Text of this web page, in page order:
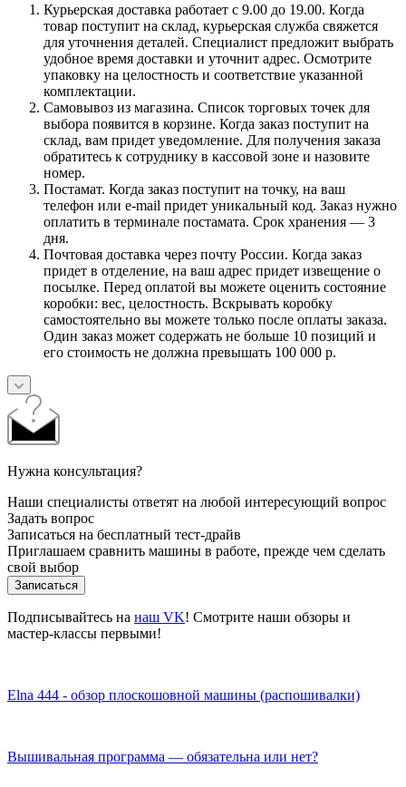
Курьерская доставка работает с 9.00 до 19.00. Когда
товар поступит на склад, курьерская служба свяжется
для уточнения деталей. Специалист предложит выбрать
удобное время доставки и уточнит адрес. Осмотрите
упаковку на целостность и соответствие указанной
комплектации.
Самовывоз из магазина. Список торговых точек для
выбора появится в корзине. Когда заказ поступит на
склад, вам придет уведомление. Для получения заказа
обратитесь к сотруднику в кассовой зоне и назовите
номер.
Постамат. Когда заказ поступит на точку, на ваш
телефон или e-mail придет уникальный код. Заказ нужно
оплатить в терминале постамата. Срок хранения — 3
дня.
Почтовая доставка через почту России. Когда заказ
придет в отделение, на ваш адрес придет извещение о
посылке. Перед оплатой вы можете оценить состояние
коробки: вес, целостность. Вскрывать коробку
самостоятельно вы можете только после оплаты заказа.
Один заказ может содержать не больше 10 позиций и
его стоимость не должна превышать 100 000 р.
Нужна консультация?
Наши специалисты ответят на любой интересующий вопрос
Задать вопрос
Записаться на бесплатный тест-драйв
Приглашаем сравнить машины в работе, прежде чем сделать
свой выбор
Записаться
Подписывайтесь на наш VK! Смотрите наши обзоры и
мастер-классы первыми!
Elna 444 - обзор плоскошовной машины (распошивалки)
Вышивальная программа — обязательна или нет?